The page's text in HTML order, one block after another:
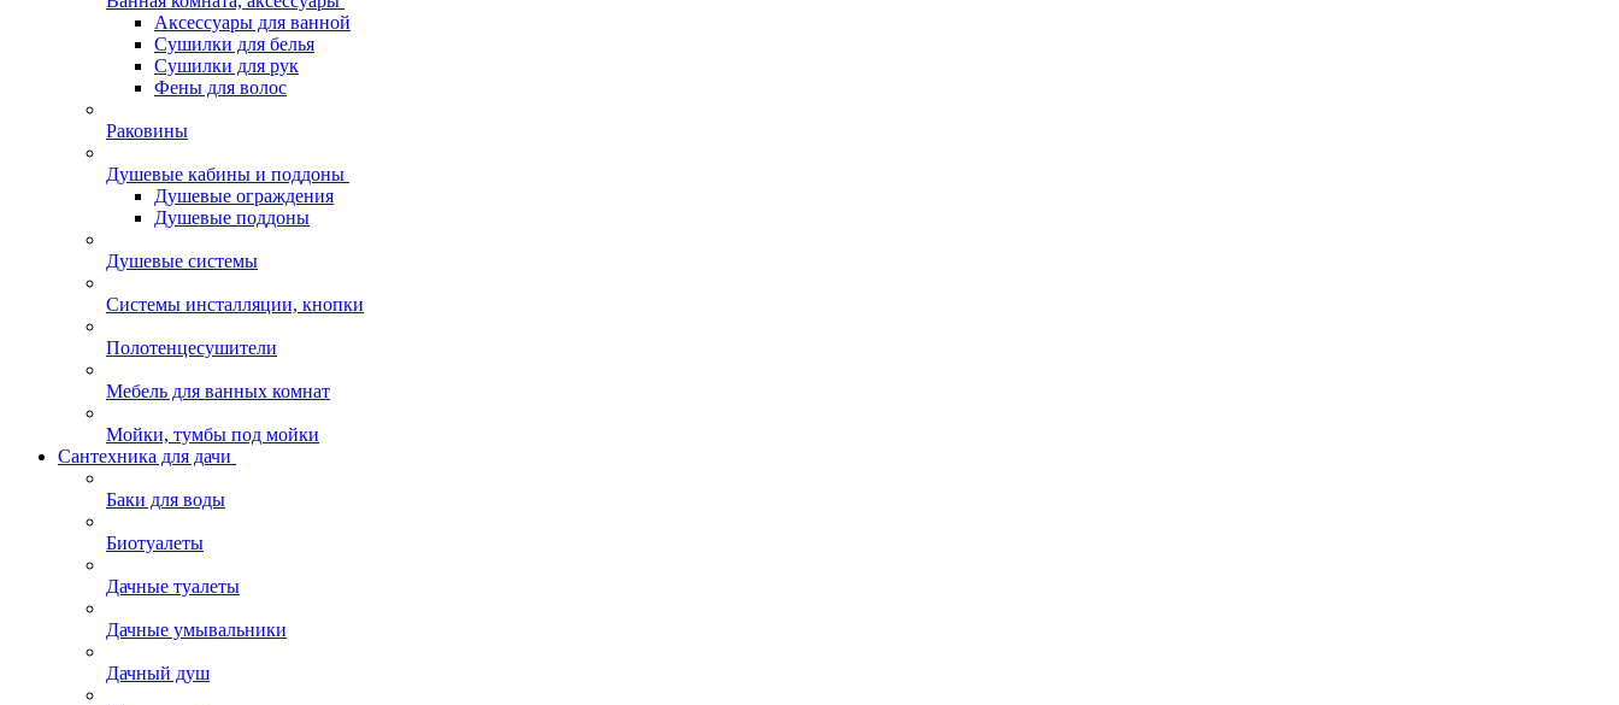
Аксессуары для ванной
Сушилки для белья
Сушилки для рук
Фены для волос
Раковины
Душевые кабины и поддоны
Душевые ограждения
Душевые поддоны
Душевые системы
Системы инсталляции, кнопки
Полотенцесушители
Мебель для ванных комнат
Мойки, тумбы под мойки
Сантехника для дачи
Баки для воды
Биотуалеты
Дачные туалеты
Дачные умывальники
Дачный душ